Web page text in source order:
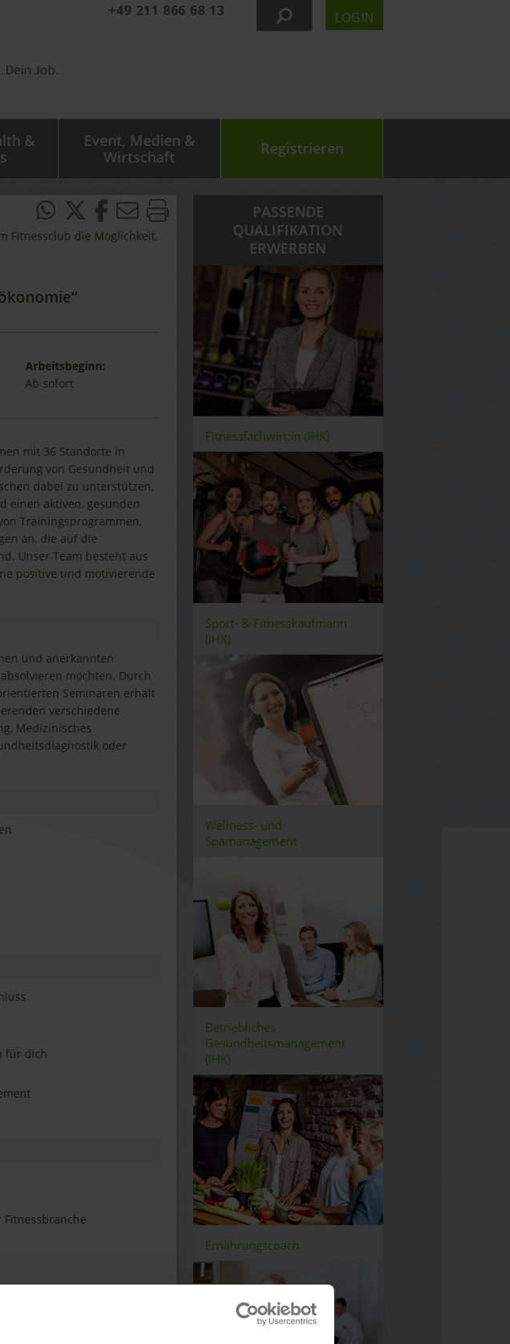
+49 211 866 68 13 LOGIN
&
Event, Medien &
Wirtschaft
Registrieren
Fitnessclub die Möglichkeit,
Arbeitsbeginn:
Ab sofort
mit 36 Standorte in
von Gesundheit und
dabei zu unterstützen,
einen aktiven, gesunden
Trainingsprogrammen,
an, die auf die
Unser Team besteht aus
positive und motivierende
und anerkannten
möchten. Durch
Seminaren erhält
verschiedene
Medizinisches
oder
für dich
und beruflichen
PASSENDE
QUALIFIKATION
ERWERBEN
Fitnessfachwirt:in (IHK)
Sport- & Fitnesskaufmann
(IHK)
Wellness- und
Spamanagement
Betriebliches
Gesundheitsmanagement
(IHK)
Ernährungscoach